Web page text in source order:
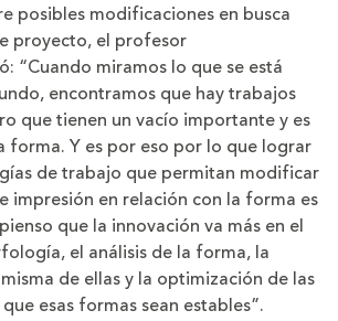
posibles modificaciones en busca
proyecto, el profesor
“Cuando miramos lo que se está
encontramos que hay trabajos
que tienen un vacío importante y es
forma. Y es por eso por lo que lograr
de trabajo que permitan modificar
impresión en relación con la forma es
que la innovación va más en el
el análisis de la forma, la
de ellas y la optimización de las
esas formas sean estables”.